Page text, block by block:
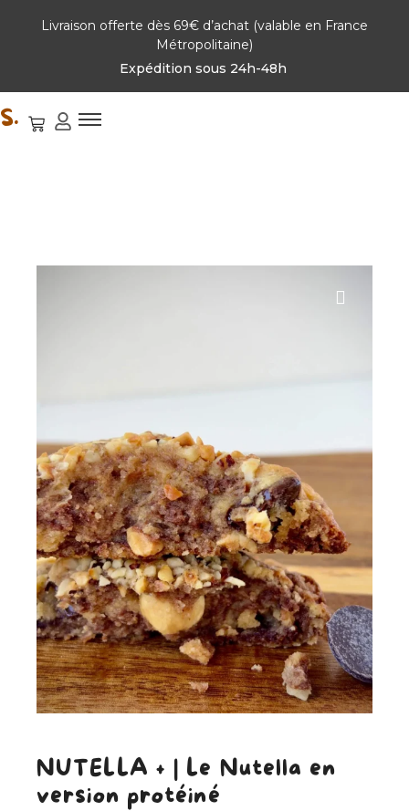
Livraison offerte dès 69€ d’achat (valable en France
Métropolitaine)
Expédition sous 24h-48h
S.
NUTELLA + | Le Nutella en
version protéiné